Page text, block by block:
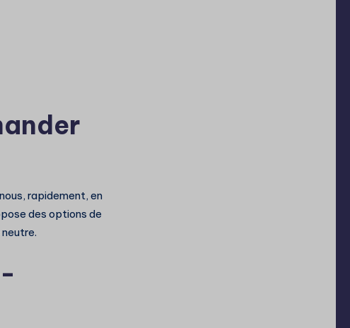
rapidement, en
des options de